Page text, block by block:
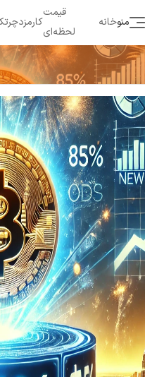
کارمزد
قیمت
لحظه‌ای
خانهمنو